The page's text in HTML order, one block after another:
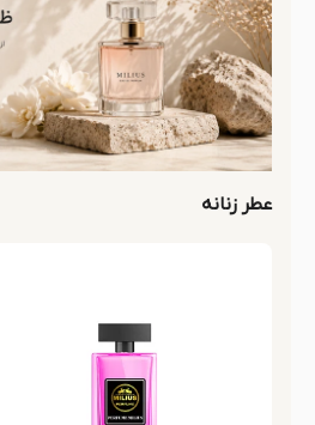
عطر زنانه